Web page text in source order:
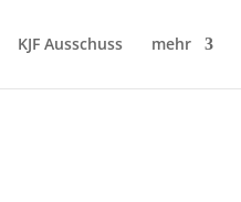
KJF Ausschuss mehr